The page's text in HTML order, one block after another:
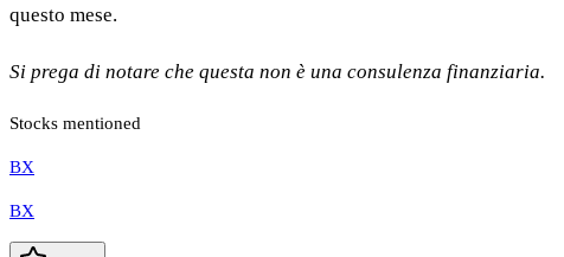
questo mese.
Si prega di notare che questa non è una consulenza finanziaria.
Stocks mentioned
BX
BX